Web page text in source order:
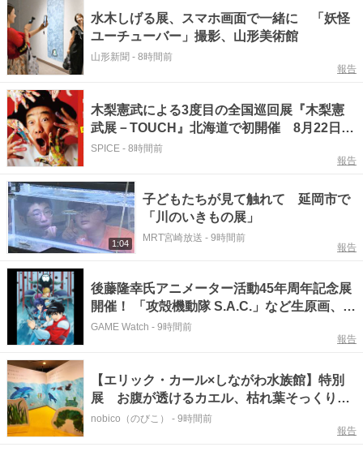
水木しげる展、スマホ画面で一緒に 「妖怪
ユーチューバー」撮影、山形美術館
山形新聞 - 8時間前
報告
木梨憲武による3度目の全国巡回展『木梨憲
武展－TOUCH』北海道で初開催 8月22日
（土）までサッポロファクトリーギャラリー
SPICE - 8時間前
報告
1:04
子どもたちが見て触れて 延岡市で
「川のいきもの展」
MRT宮崎放送 - 9時間前
報告
後藤隆幸氏アニメーター活動45年周年記念展
開催！ 「攻殻機動隊 S.A.C.」など生原画、総
作画監督修正が展示
GAME Watch - 9時間前
報告
【エリック・カール×しながわ水族館】特別
展 お腹が透けるカエル、枯れ葉そっくりの
魚！?
nobico（のびこ） - 9時間前
報告